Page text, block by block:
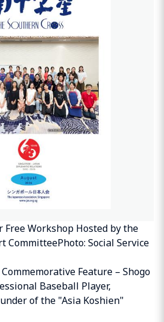
Free Workshop Hosted by the
CommitteePhoto: Social Service
Feature – Shogo
Baseball Player,
of the "Asia Koshien"